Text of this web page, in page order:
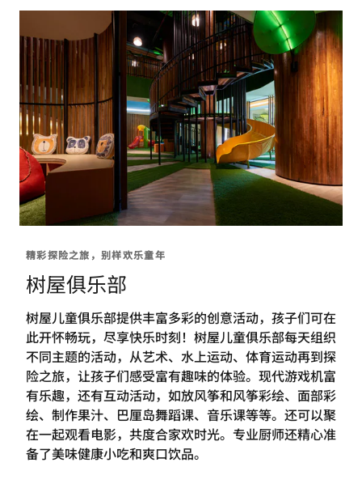
精彩探险之旅，别样欢乐童年
树屋俱乐部
树屋儿童俱乐部提供丰富多彩的创意活动，孩子们可在
此开怀畅玩，尽享快乐时刻！树屋儿童俱乐部每天组织
不同主题的活动，从艺术、水上运动、体育运动再到探
险之旅，让孩子们感受富有趣味的体验。现代游戏机富
有乐趣，还有互动活动，如放风筝和风筝彩绘、面部彩
绘、制作果汁、巴厘岛舞蹈课、音乐课等等。还可以聚
在一起观看电影，共度合家欢时光。专业厨师还精心准
备了美味健康小吃和爽口饮品。